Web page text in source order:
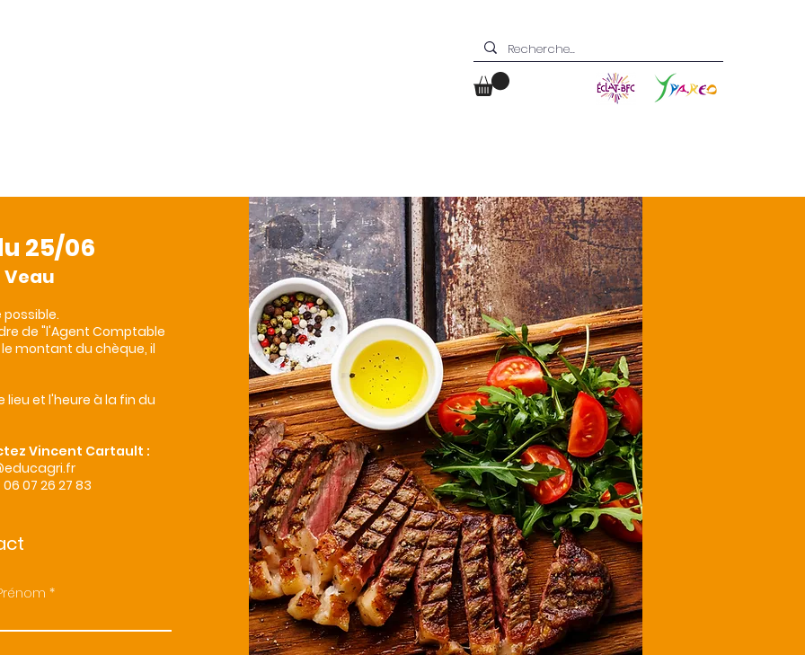
25/06
de "l'Agent Comptable
le montant du chèque, il
lieu et l'heure à la fin du
Vincent Cartault :
06 07 26 27 83